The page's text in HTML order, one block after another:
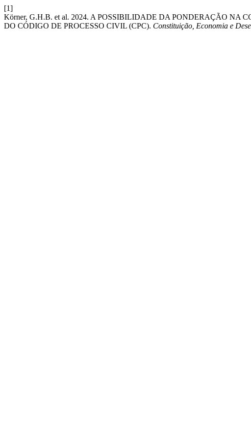
[1]
Körner, G.H.B. et al. 2024. A POSSIBILIDADE DA PONDERAÇÃO NA
DO CÓDIGO DE PROCESSO CIVIL (CPC). Constituição, Economia e